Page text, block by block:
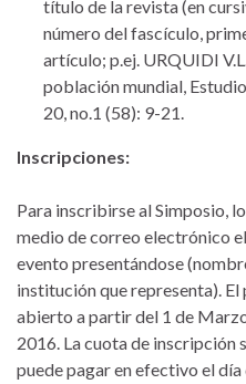
título de la revista (en
número del fascículo,
artículo; p.ej. URQUIDI
población mundial,
20, no.1 (58): 9-21.
Inscripciones:
Para inscribirse al Simposio,
medio de correo electrónico
evento presentándose
institución que representa).
abierto a partir del 1 de
2016. La cuota de inscripción
puede pagar en efectivo el